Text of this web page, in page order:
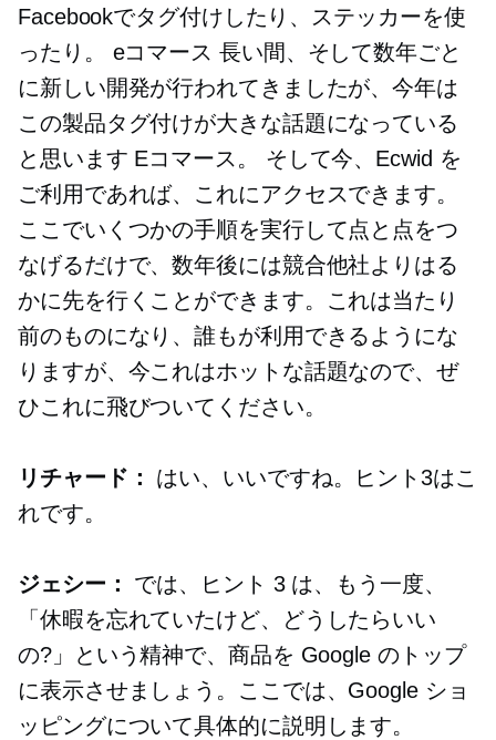
Facebookでタグ付けしたり、ステッカーを使
ったり。 eコマース 長い間、そして数年ごと
に新しい開発が行われてきましたが、今年は
この製品タグ付けが大きな話題になっている
と思います Eコマース。
そして今、Ecwid を
ご利用であれば、これにアクセスできます。
ここでいくつかの手順を実行して点と点をつ
なげるだけで、数年後には競合他社よりはる
かに先を行くことができます。これは当たり
前のものになり、誰もが利用できるようにな
りますが、今これはホットな話題なので、ぜ
ひこれに飛びついてください。
リチャード：
はい、いいですね。ヒント3はこ
れです。
ジェシー：
では、ヒント 3 は、もう一度、
「休暇を忘れていたけど、どうしたらいい
の?」という精神で、商品を Google のトップ
に表示させましょう。ここでは、Google ショ
ッピングについて具体的に説明します。